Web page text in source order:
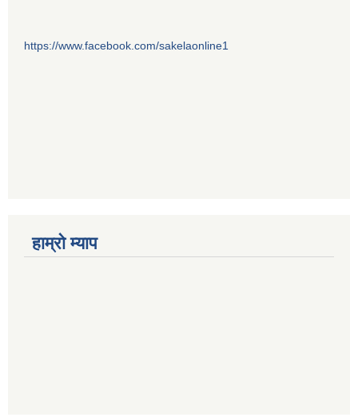
https://www.facebook.com/sakelaonline1
हाम्राे म्याप